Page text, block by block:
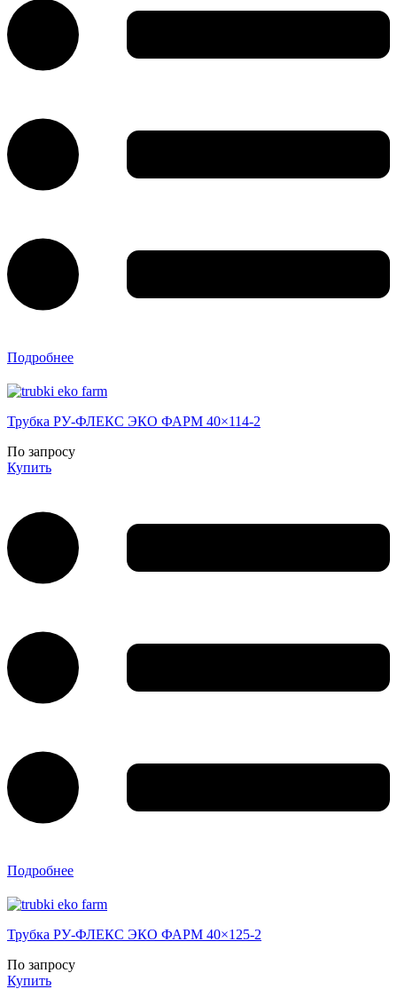
Подробнее
Трубка РУ-ФЛЕКС ЭКО ФАРМ 40×114-2
По запросу
Купить
Подробнее
Трубка РУ-ФЛЕКС ЭКО ФАРМ 40×125-2
По запросу
Купить